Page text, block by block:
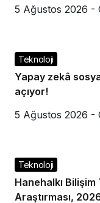
5 Ağustos 2026 -
Teknoloji
Yapay zekâ
açıyor!
5 Ağustos 2026 -
Teknoloji
Hanehalkı
Araştırması,